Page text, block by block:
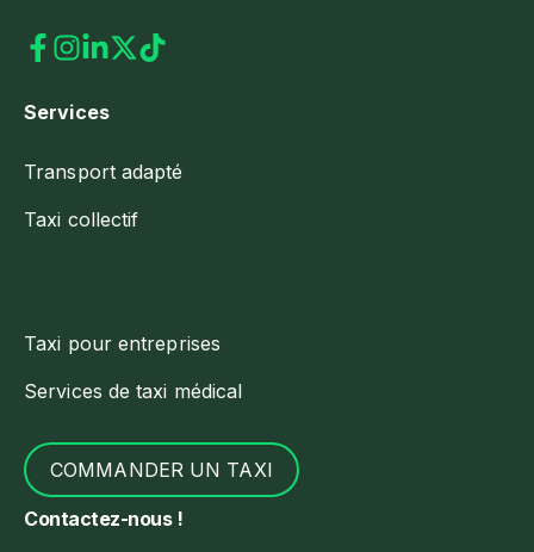
Services
Transport adapté
Taxi collectif
Taxi pour entreprises
Services de taxi médical
COMMANDER UN TAXI
Contactez-nous !